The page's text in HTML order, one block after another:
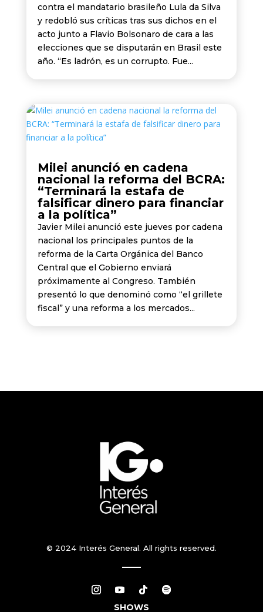
contra el mandatario brasileño Lula da Silva
y redobló sus críticas tras sus dichos en el
acto junto a Flavio Bolsonaro de cara a las
elecciones que se disputarán en Brasil este
año. “Es ladrón, es un corrupto. Fue...
Milei anunció en cadena
nacional la reforma del BCRA:
“Terminará la estafa de
falsificar dinero para financiar
a la política”
Javier Milei anunció este jueves por cadena
nacional los principales puntos de la
reforma de la Carta Orgánica del Banco
Central que el Gobierno enviará
próximamente al Congreso. También
presentó lo que denominó como “el grillete
fiscal” y una reforma a los mercados...
© 2024 Interés General. All rights reserved.
SHOWS